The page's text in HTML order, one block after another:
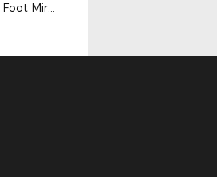
Initiation CECIFOOT - Ecole de Foot Mirepoix